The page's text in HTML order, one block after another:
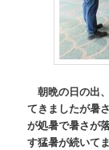
朝晩の日の出
てきましたが暑
が処暑で暑さが
す猛暑が続いてま